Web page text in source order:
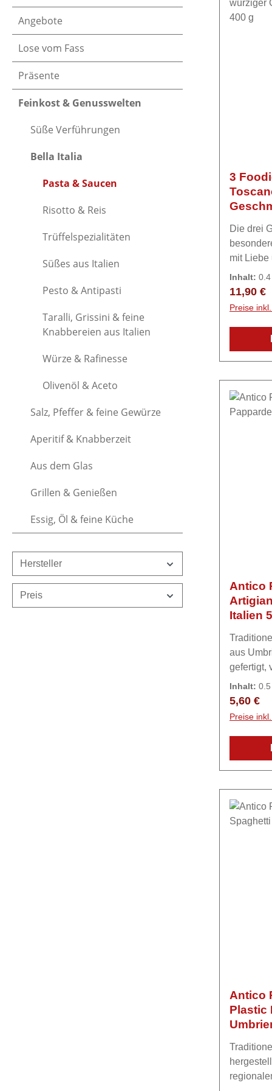
Angebote
Lose vom Fass
Präsente
Feinkost & Genusswelten
Süße Verführungen
Bella Italia
Pasta & Saucen
Risotto & Reis
Trüffelspezialitäten
Süßes aus Italien
Pesto & Antipasti
Taralli, Grissini & feine
Knabbereien aus Italien
Würze & Rafinesse
Olivenöl & Aceto
Salz, Pfeffer & feine Gewürze
Aperitif & Knabberzeit
Aus dem Glas
Grillen & Genießen
Essig, Öl & feine Küche
Hersteller
Preis
3
Die drei
mit Liebe
Tradition
Olivenöl extra,
Karotten,
beides 1
Inhalt:
Kilogramm)
11,90 €
Preise
Antico
Italien
aus
gefertigt,
langsam
Biss.
Kann
Inhalt:
Kilogramm)
5,60 €
Preise
Antico
Plastic